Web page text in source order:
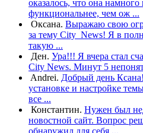
оказалось, что она намного
функциональнее, чем ож ...
Оксана. Выражаю свою
за тему City_News! Я в
такую ...
Ден. Ура!!! Я вчера стал
City News. Минут 5
Andrei. Добрый день
установке и настройке
все ...
Константин. Нужен был
новостной сайт. Вопрос
обнаружил для себя ...